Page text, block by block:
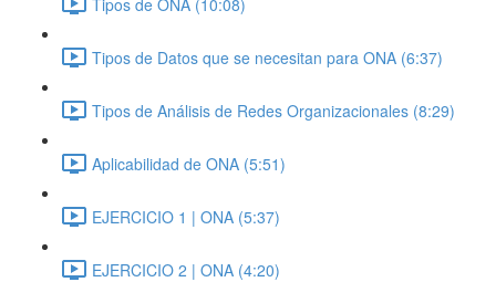
Tipos de Datos que se necesitan para ONA (6:37)
Tipos de Análisis de Redes Organizacionales (8:29)
Aplicabilidad de ONA (5:51)
EJERCICIO 1 | ONA (5:37)
EJERCICIO 2 | ONA (4:20)